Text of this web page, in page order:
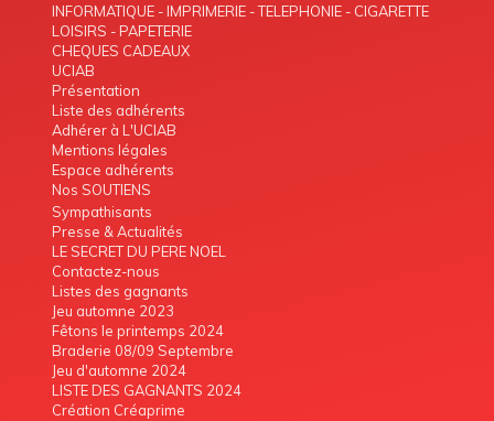
INFORMATIQUE - IMPRIMERIE - TELEPHONIE - CIGARETTE
ELECTRONIQUE
LOISIRS - PAPETERIE
CHEQUES CADEAUX
UCIAB
Présentation
Liste des adhérents
Adhérer à L'UCIAB
Mentions légales
Espace adhérents
Nos SOUTIENS
Sympathisants
Presse & Actualités
LE SECRET DU PERE NOEL
Contactez-nous
Listes des gagnants
Jeu automne 2023
Fêtons le printemps 2024
Braderie 08/09 Septembre
Jeu d'automne 2024
LISTE DES GAGNANTS 2024
Création Créaprime